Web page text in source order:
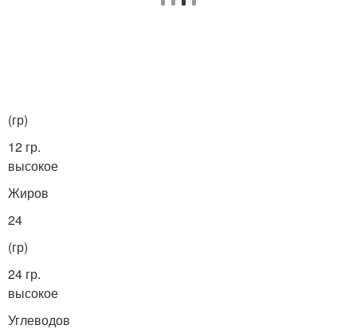
(гр)
12 гр.
высокое
Жиров
24
(гр)
24 гр.
высокое
Углеводов